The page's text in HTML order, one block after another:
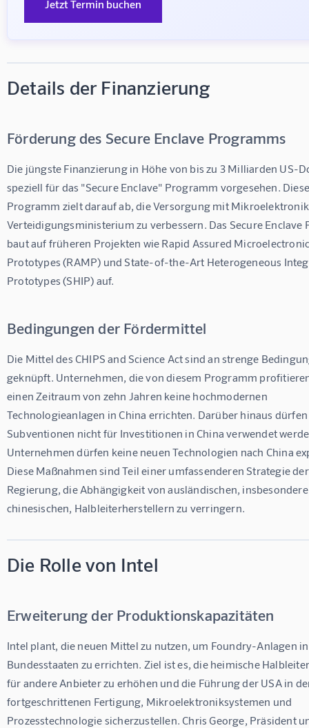
Jetzt Termin buchen
Details der Finanzierung
Förderung des Secure Enclave Programms
Die jüngste Finanzierung in Höhe von bis zu 3 Milliarden US-
speziell für das "Secure Enclave" Programm vorgesehen.
Programm zielt darauf ab, die Versorgung mit
Verteidigungsministerium zu verbessern. Das Secure
baut auf früheren Projekten wie Rapid Assured
Prototypes (RAMP) und State-of-the-Art Heterogeneous
Prototypes (SHIP) auf.
Bedingungen der Fördermittel
Die Mittel des CHIPS and Science Act sind an strenge
geknüpft. Unternehmen, die von diesem Programm
einen Zeitraum von zehn Jahren keine hochmodernen
Technologieanlagen in China errichten. Darüber hinaus
Subventionen nicht für Investitionen in China verwendet
Unternehmen dürfen keine neuen Technologien nach China
Diese Maßnahmen sind Teil einer umfassenderen Strategie
Regierung, die Abhängigkeit von ausländischen,
chinesischen, Halbleiterherstellern zu verringern.
Die Rolle von Intel
Erweiterung der Produktionskapazitäten
Intel plant, die neuen Mittel zu nutzen, um Foundry-Anlagen
Bundesstaaten zu errichten. Ziel ist es, die heimische
für andere Anbieter zu erhöhen und die Führung der USA in
fortgeschrittenen Fertigung, Mikroelektroniksystemen und
Prozesstechnologie sicherzustellen. Chris George, Präsident